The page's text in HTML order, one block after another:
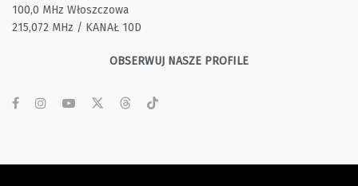
100,0 MHz Włoszczowa
215,072 MHz / KANAŁ 10D
OBSERWUJ NASZE PROFILE